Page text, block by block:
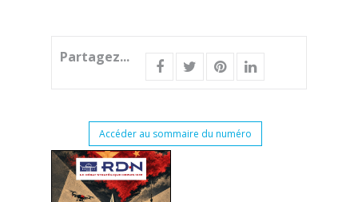
Partagez...
Accéder au sommaire du numéro